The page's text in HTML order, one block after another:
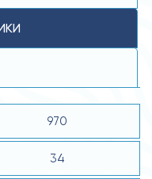
970
34